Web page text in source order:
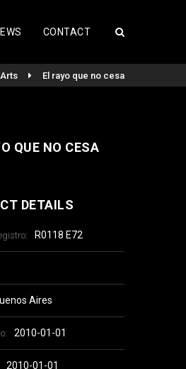
CONTACT
El rayo que no cesa
QUE NO CESA
DETAILS
R0118 E72
Aires
2010-01-01
2010-01-01